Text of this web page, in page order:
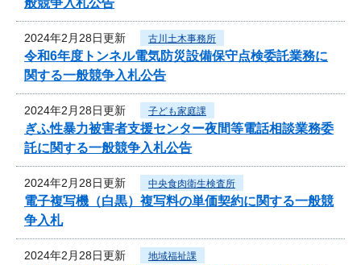
2024年2月28日更新 古川土木事務所
令和6年度トンネル電気防災設備保守点検委託業務に
関する一般競争入札公告
2024年2月28日更新 子ども家庭課
ぎふ性暴力被害者支援センター夜間等電話相談業務委
託に関する一般競争入札公告
2024年2月28日更新 中央食肉衛生検査所
電子複写機（白黒）複写料の単価契約に関する一般競
争入札
2024年2月28日更新 地域福祉課